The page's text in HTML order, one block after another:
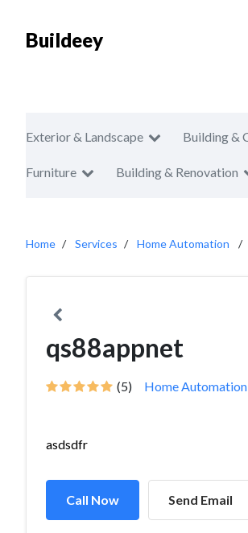
Buildeey
Exterior & Landscape Building &
Furniture Building & Renovation
Home Services Home Automation
qs88appnet
(5) Home Automation
asdsdfr
Call Now Send Email